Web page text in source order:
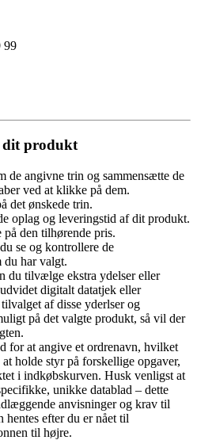
99
dit produkt
de angivne trin og sammensætte de
ved at klikke på dem.
det ønskede trin.
oplag og leveringstid af dit produkt.
den tilhørende pris.
se og kontrollere de
du har valgt.
du tilvælge ekstra ydelser eller
digitalt datatjek eller
af disse yderlser og
på det valgte produkt, så vil der
for at angive et ordrenavn, hvilket
holde styr på forskellige opgaver,
i indkøbskurven. Husk venligst at
unikke datablad – dette
anvisninger og krav til
efter du er nået til
til højre.